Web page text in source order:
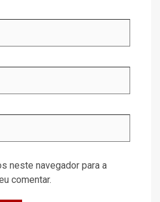
neste navegador para a
comentar.